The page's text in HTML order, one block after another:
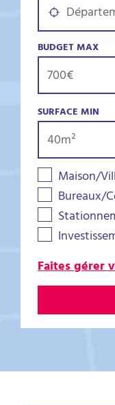
BUDGET MAX
SURFACE MIN
Maison/
Bureaux/
Faites gérer